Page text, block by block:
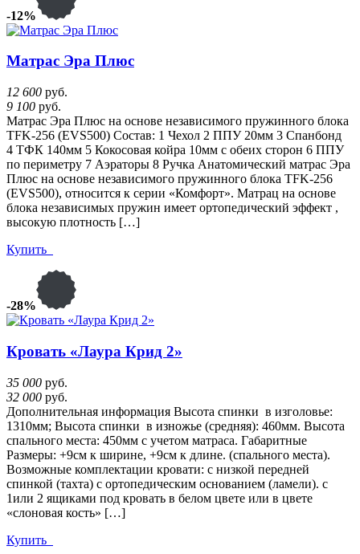
-12%
Матрас Эра Плюс
12 600 руб.
9 100 руб.
Матрас Эра Плюс на основе независимого пружинного блока
TFK-256 (EVS500) Состав: 1 Чехол 2 ППУ 20мм 3 Спанбонд
4 ТФК 140мм 5 Кокосовая койра 10мм с обеих сторон 6 ППУ
по периметру 7 Аэраторы 8 Ручка Анатомический матрас Эра
Плюс на основе независимого пружинного блока TFK-256
(EVS500), относится к серии «Комфорт». Матрац на основе
блока независимых пружин имеет ортопедический эффект ,
высокую плотность […]
Купить
-28%
Кровать «Лаура Крид 2»
35 000 руб.
32 000 руб.
Дополнительная информация Высота спинки в изголовье:
1310мм; Высота спинки в изножье (средняя): 460мм. Высота
спального места: 450мм с учетом матраса. Габаритные
Размеры: +9см к ширине, +9см к длине. (спального места).
Возможные комплектации кровати: с низкой передней
спинкой (тахта) с ортопедическим основанием (ламели). с
1или 2 ящиками под кровать в белом цвете или в цвете
«слоновая кость» […]
Купить